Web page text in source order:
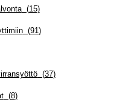
(15)
(91)
(37)
(8)